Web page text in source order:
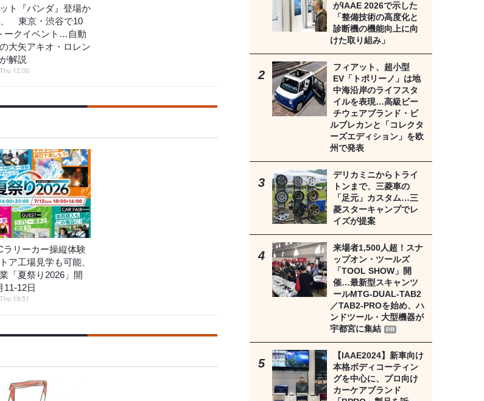
ト『パンダ』登場か
、 東京・渋谷で10
ークイベント…自動
大矢アキオ・ロレン
解説
12:00
ラリーカー操縦体験
ア工場見学も可能、
「夏祭り2026」開
日
19:51
がIAAE 2026で示した
「整備技術の高度化と
診断機の機能向上に向
けた取り組み」
フィアット、超小型
EV「トポリーノ」は地
中海沿岸のライフスタ
イルを表現…高級ビー
チウェアブランド・ビ
ルブレカンと「コレクタ
ーズエディション」を欧
州で発表
デリカミニからトライ
トンまで、三菱車の
「足元」カスタム…三
菱スターキャンプでレ
イズが提案
来場者1,500人超！スナ
ップオン・ツールズ
「TOOL SHOW」開
催…最新型スキャンツ
ールMTG-DUAL-TAB2
／TAB2-PROを始め、ハ
ンドツール・大型機器が
宇都宮に集結
PR
【IAAE2024】新車向け
本格ボディコーティン
グを中心に、プロ向け
カーケアブランド